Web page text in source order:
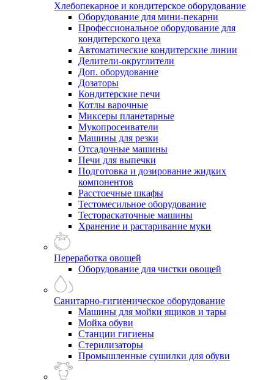
Хлебопекарное и кондитерское оборудование
Оборудование для мини-пекарни
Профессиональное оборудование для
кондитерского цеха
Автоматические кондитерские линии
Делители-округлители
Доп. оборудование
Дозаторы
Кондитерские печи
Котлы варочные
Миксеры планетарные
Мукопросеиватели
Машины для резки
Отсадочные машины
Печи для выпечки
Подготовка и дозирование жидких
компонентов
Расстоечные шкафы
Тестомесильное оборудование
Тестораскаточные машины
Хранение и растаривание муки
Переработка овощей
Оборудование для чистки овощей
Санитарно-гигиеническое оборудование
Машины для мойки ящиков и тары
Мойка обуви
Станции гигиены
Стерилизаторы
Промышленные сушилки для обуви